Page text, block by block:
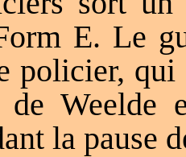
E. Le
policier,
de Weelde
la pause